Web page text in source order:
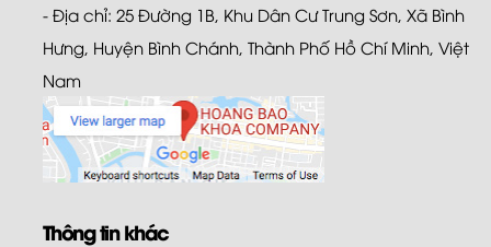
- Địa chỉ: 25 Đường 1B, Khu Dân Cư Trung Sơn, Xã Bình
Hưng, Huyện Bình Chánh, Thành Phố Hồ Chí Minh, Việt
Nam
Thông tin khác